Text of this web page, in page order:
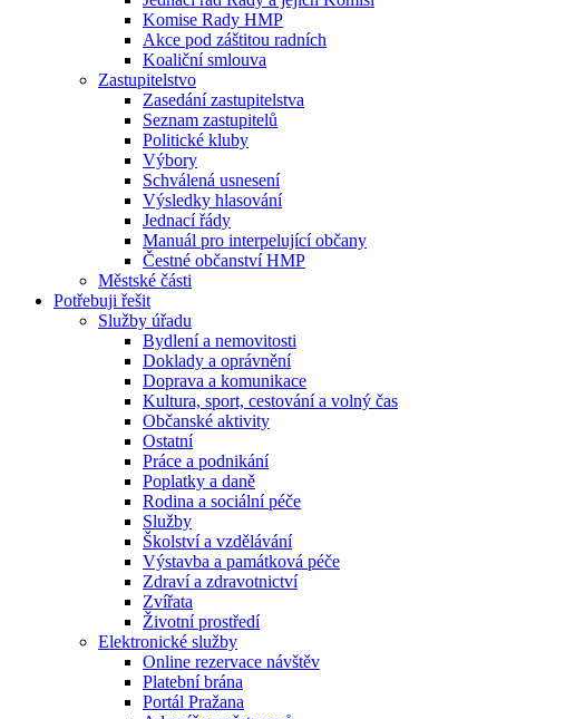
Komise Rady HMP
Akce pod záštitou radních
Koaliční smlouva
Zastupitelstvo
Zasedání zastupitelstva
Seznam zastupitelů
Politické kluby
Výbory
Schválená usnesení
Výsledky hlasování
Jednací řády
Manuál pro interpelující občany
Čestné občanství HMP
Městské části
Potřebuji řešit
Služby úřadu
Bydlení a nemovitosti
Doklady a oprávnění
Doprava a komunikace
Kultura, sport, cestování a volný čas
Občanské aktivity
Ostatní
Práce a podnikání
Poplatky a daně
Rodina a sociální péče
Služby
Školství a vzdělávání
Výstavba a památková péče
Zdraví a zdravotnictví
Zvířata
Životní prostředí
Elektronické služby
Online rezervace návštěv
Platební brána
Portál Pražana